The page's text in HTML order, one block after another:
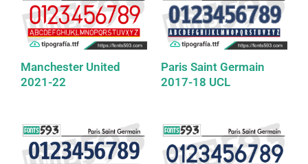
Manchester United
2021-22
Paris Saint Germain
2017-18 UCL